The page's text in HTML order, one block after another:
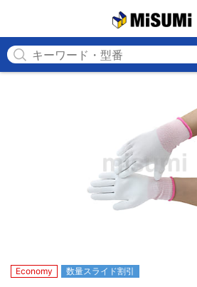
Economy 数量スライド割引